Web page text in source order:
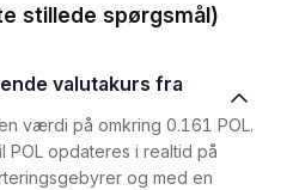
stillede spørgsmål)
værdi på omkring 0.161 POL.
POL opdateres i realtid på
og med en